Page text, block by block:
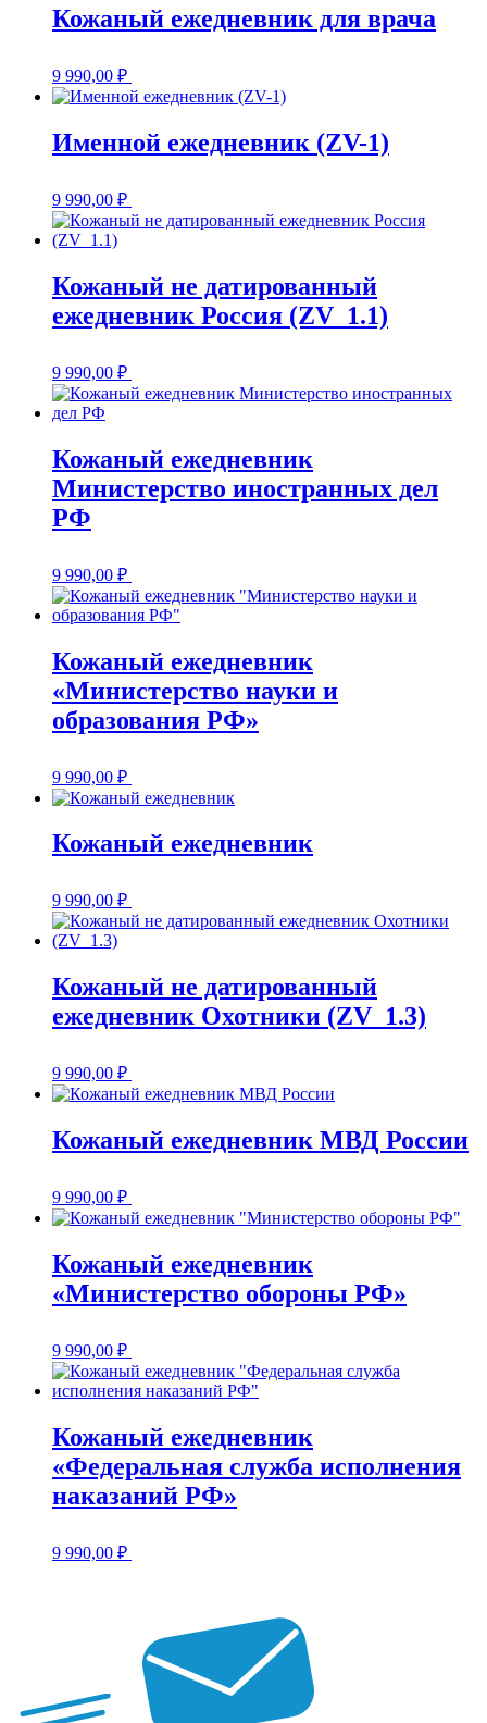
Кожаный ежедневник для врача
9 990,00 ₽
Именной ежедневник (ZV-1)
9 990,00 ₽
Кожаный не датированный
ежедневник Россия (ZV_1.1)
9 990,00 ₽
Кожаный ежедневник
Министерство иностранных дел
РФ
9 990,00 ₽
Кожаный ежедневник
«Министерство науки и
образования РФ»
9 990,00 ₽
Кожаный ежедневник
9 990,00 ₽
Кожаный не датированный
ежедневник Охотники (ZV_1.3)
9 990,00 ₽
Кожаный ежедневник МВД России
9 990,00 ₽
Кожаный ежедневник
«Министерство обороны РФ»
9 990,00 ₽
Кожаный ежедневник
«Федеральная служба исполнения
наказаний РФ»
9 990,00 ₽